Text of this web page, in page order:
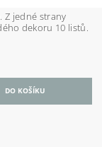
Z jedné strany
dekoru 10 listů.